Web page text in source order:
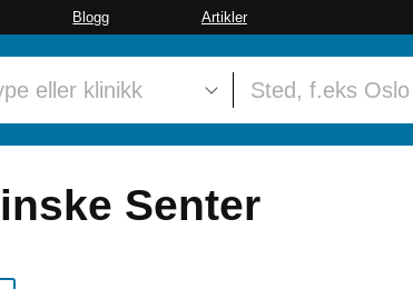
Blogg Artikler
Senter